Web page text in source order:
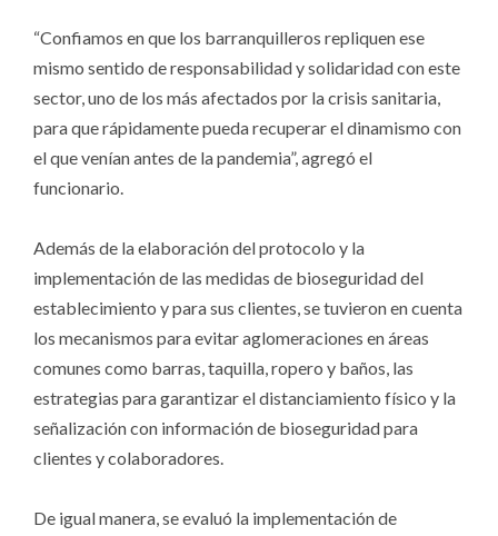
“Confiamos en que los barranquilleros repliquen ese
mismo sentido de responsabilidad y solidaridad con este
sector, uno de los más afectados por la crisis sanitaria,
para que rápidamente pueda recuperar el dinamismo con
el que venían antes de la pandemia”, agregó el
funcionario.
Además de la elaboración del protocolo y la
implementación de las medidas de bioseguridad del
establecimiento y para sus clientes, se tuvieron en cuenta
los mecanismos para evitar aglomeraciones en áreas
comunes como barras, taquilla, ropero y baños, las
estrategias para garantizar el distanciamiento físico y la
señalización con información de bioseguridad para
clientes y colaboradores.
De igual manera, se evaluó la implementación de